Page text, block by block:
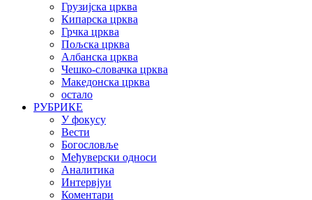
Грузијска црква
Кипарска црква
Грчка црква
Пољска црква
Албанска црква
Чешко-словачка црква
Македонска црква
остало
РУБРИКЕ
У фокусу
Вести
Богословље
Међуверски односи
Аналитика
Интервјуи
Коментари